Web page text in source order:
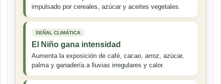
impulsado por cereales, azúcar y aceites vegetales.
SEÑAL CLIMÁTICA
El Niño gana intensidad
Aumenta la exposición de café, cacao, arroz, azúcar,
palma y ganadería a lluvias irregulares y calor.